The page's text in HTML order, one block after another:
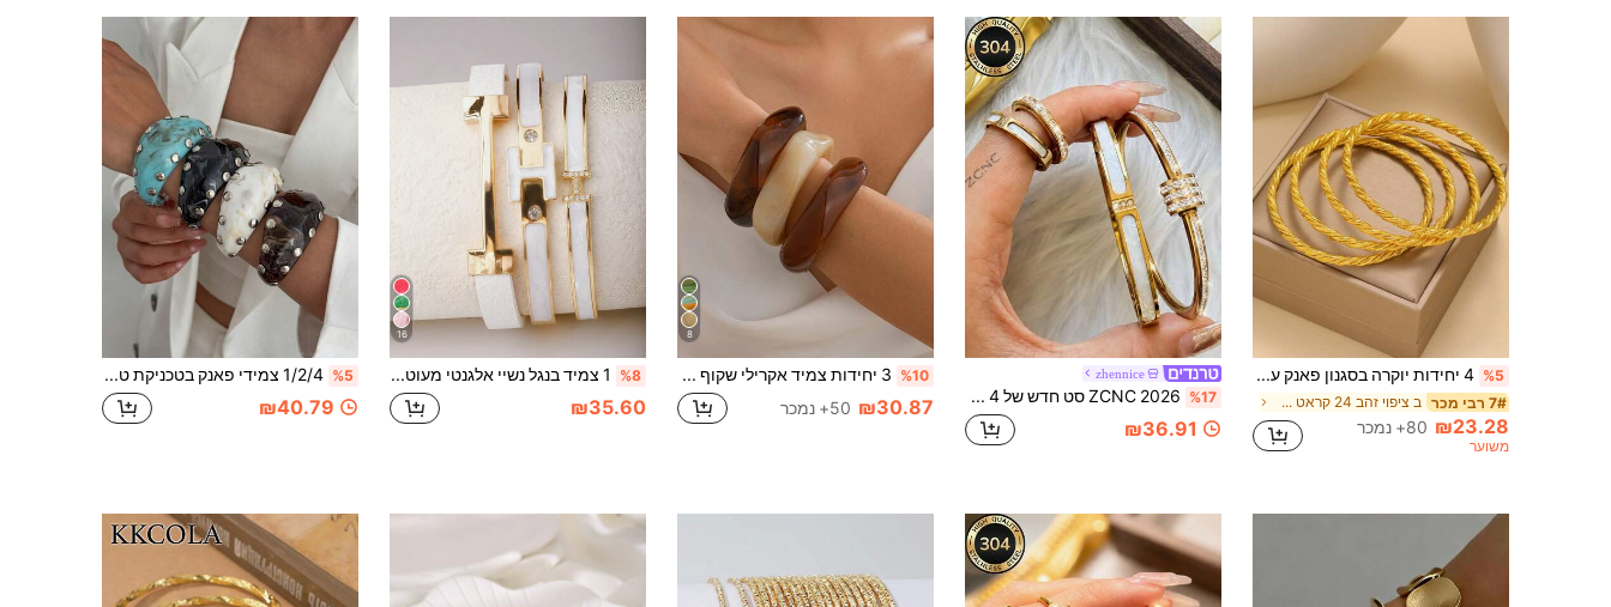
%5 4 יחידות יוקרה בסגנון פאנק עיצוב חדש צמיד בציפוי זהב 24 קראט מתאים לפסטיבל ומסיבות ללבוש יומיומי
7# רבי מכר ב ציפוי זהב 24 קראט צמידי נשים
₪23.28 80+ נמכר
משוער
zhennice
%17 ZCNC 2026 סט חדש של 4 פריטים/סט תכשיטי פלדה אלחוש עם עיטורי ריינסטון לבן, צמיד וטבעת, טבעת מסתובבת להפגת מתח, סט תכשיטי נשים איכותי, עמיד למים ולדהייה, מתאים ללבישה יומית של נשים ולמתנות חג, מתנה יוקרתית לחג המולד
₪36.91
8
%10 3 יחידות צמיד אקרילי שקוף אסימטרי מוגזם לנשים
₪30.87 50+ נמכר
16
%8 1 צמיד בנגל נשיי אלגנטי מעוטר באותי זהב מותאם אישית מ-PU, מתנה אופנתית ומעודנת לחברה
₪35.60
%5 1/2/4 צמידי פאנק בטכניקת טאי-דאי עם מסמרים פתוחים משרף, צמיד מסוג בנגל אופנתי עם ניטים ללבישה יומית, חופשה ונסיעות
₪40.79